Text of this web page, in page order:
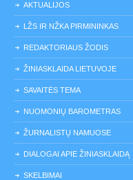
AKTUALIJOS
LŽS IR NŽKA PIRMININKAS
REDAKTORIAUS ŽODIS
ŽINIASKLAIDA LIETUVOJE
SAVAITĖS TEMA
NUOMONIŲ BAROMETRAS
ŽURNALISTŲ NAMUOSE
DIALOGAI APIE ŽINIASKLAIDĄ
SKELBIMAI